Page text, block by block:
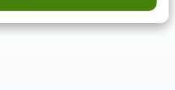
ons met een8.6